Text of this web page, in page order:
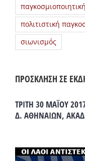
πολιτιστική
σιωνισμός
ΠΡΟΣΚΛΗΣΗ ΣΕ
ΤΡΙΤΗ 30 ΜΑΪΟΥ
Δ. ΑΘΗΝΑΙΩΝ,